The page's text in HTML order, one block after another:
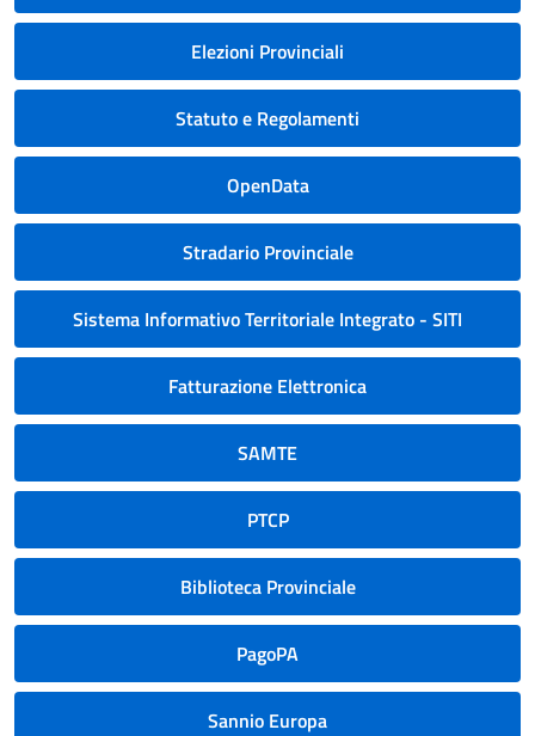
Elezioni Provinciali
Statuto e Regolamenti
OpenData
Stradario Provinciale
Sistema Informativo Territoriale Integrato - SITI
Fatturazione Elettronica
SAMTE
PTCP
Biblioteca Provinciale
PagoPA
Sannio Europa